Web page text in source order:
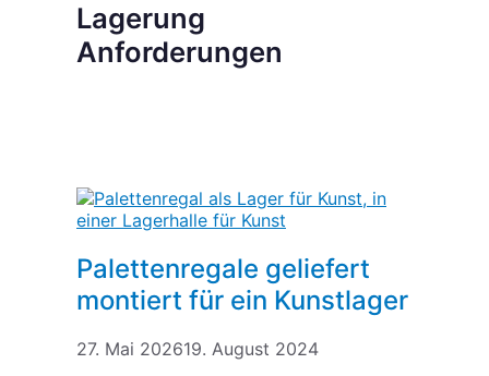
Lagerung
Anforderungen
Palettenregale geliefert
montiert für ein Kunstlager
27. Mai 202619. August 2024